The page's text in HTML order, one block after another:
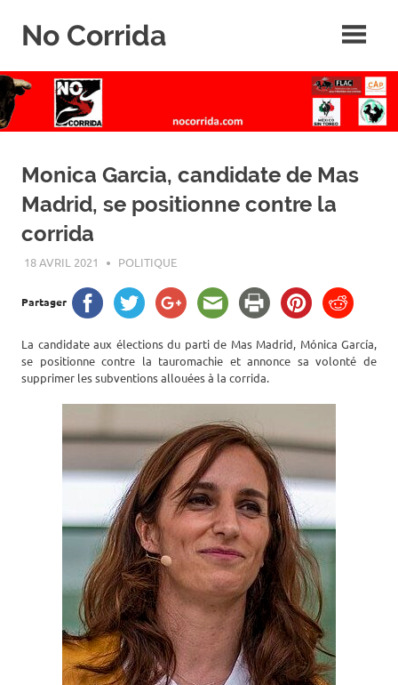
No Corrida
de
la
corrida
Monica Garcia, candidate de Mas
Madrid, se positionne contre la
corrida
18 AVRIL 2021 ROGER LAHANA
POLITIQUE
Partager
La candidate aux élections du parti de Mas Madrid, Mónica García,
se positionne contre la tauromachie et annonce sa volonté de
supprimer les subventions allouées à la corrida.